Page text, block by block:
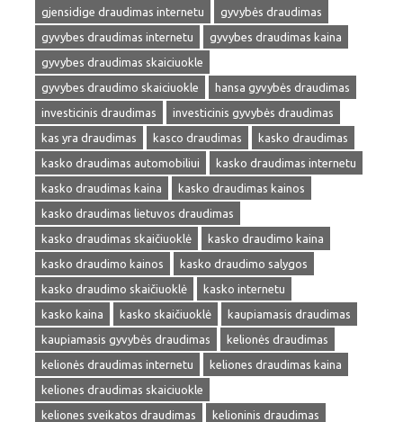
gjensidige draudimas internetu
gyvybės draudimas
gyvybes draudimas internetu
gyvybes draudimas kaina
gyvybes draudimas skaiciuokle
gyvybes draudimo skaiciuokle
hansa gyvybės draudimas
investicinis draudimas
investicinis gyvybės draudimas
kas yra draudimas
kasco draudimas
kasko draudimas
kasko draudimas automobiliui
kasko draudimas internetu
kasko draudimas kaina
kasko draudimas kainos
kasko draudimas lietuvos draudimas
kasko draudimas skaičiuoklė
kasko draudimo kaina
kasko draudimo kainos
kasko draudimo salygos
kasko draudimo skaičiuoklė
kasko internetu
kasko kaina
kasko skaičiuoklė
kaupiamasis draudimas
kaupiamasis gyvybės draudimas
kelionės draudimas
kelionės draudimas internetu
keliones draudimas kaina
keliones draudimas skaiciuokle
keliones sveikatos draudimas
kelioninis draudimas